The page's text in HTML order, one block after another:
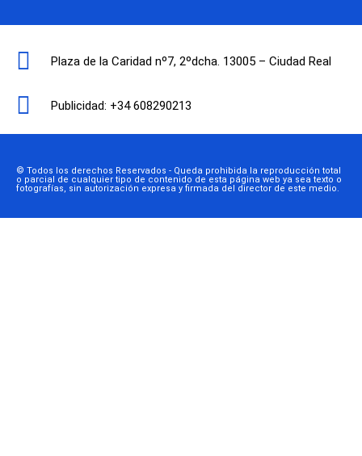
Plaza de la Caridad nº7, 2ºdcha. 13005 – Ciudad Real
Publicidad: +34 608290213
© Todos los derechos Reservados - Queda prohibida la reproducción total
o parcial de cualquier tipo de contenido de esta página web ya sea texto o
fotografías, sin autorización expresa y firmada del director de este medio.